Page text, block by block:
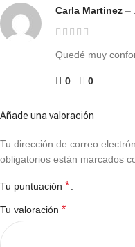
Carla Martinez –
Quedé muy
0 0
Añade una valoración
Tu dirección de correo
obligatorios están marcados
Tu puntuación *
Tu valoración *